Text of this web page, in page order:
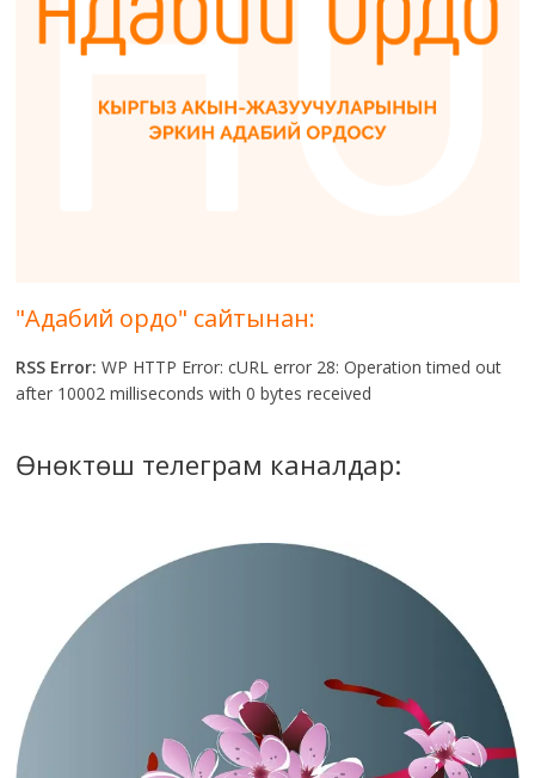
"Адабий ордо" сайтынан:
RSS Error: WP HTTP Error: cURL error 28: Operation timed out
after 10002 milliseconds with 0 bytes received
Өнөктөш телеграм каналдар: